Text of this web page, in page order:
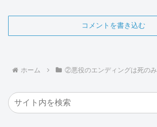
コメントを書き込む
ホーム ②悪役のエンディングは死のみ